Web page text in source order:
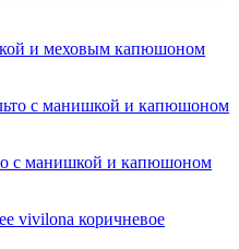
и меховым капюшоном
с манишкой и капюшоном